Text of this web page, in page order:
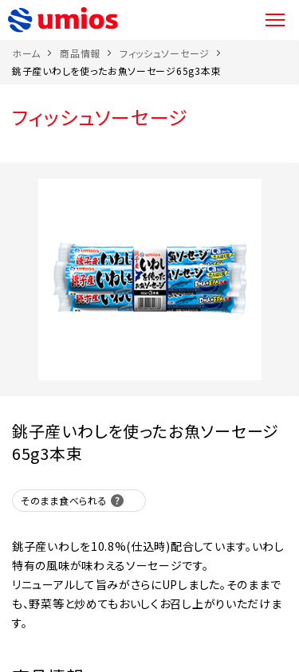
ホーム 商品情報
フィッシュソーセージ
銚子産いわしを使ったお魚ソーセージ65g3本束
フィッシュソーセージ
銚子産いわしを使ったお魚ソーセージ
65g3本束
そのまま食べられる
銚子産いわしを10.8%(仕込時)配合しています。いわし
特有の風味が味わえるソーセージです。
リニューアルして旨みがさらにUPしました。そのままで
も、野菜等と炒めてもおいしくお召し上がりいただけま
す。